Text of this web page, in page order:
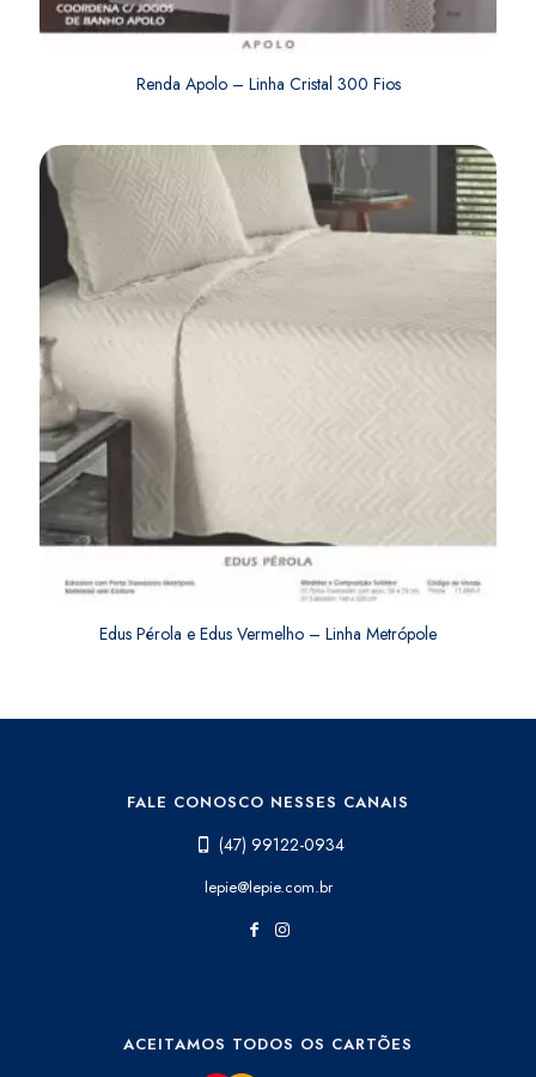
Renda Apolo – Linha Cristal 300 Fios
Edus Pérola e Edus Vermelho – Linha Metrópole
FALE CONOSCO NESSES CANAIS
(47) 99122-0934
lepie@lepie.com.br
ACEITAMOS TODOS OS CARTÕES